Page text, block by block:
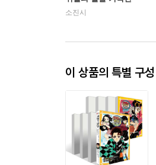
소진시
이 상품의 특별 구성